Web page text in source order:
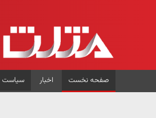
صفحه نخست اخبار سیاست